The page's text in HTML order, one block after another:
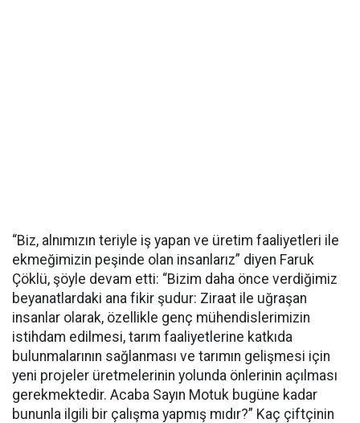
“Biz, alnımızın teriyle iş yapan ve üretim faaliyetleri ile
ekmeğimizin peşinde olan insanlarız” diyen Faruk
Çöklü, şöyle devam etti: “Bizim daha önce verdiğimiz
beyanatlardaki ana fikir şudur: Ziraat ile uğraşan
insanlar olarak, özellikle genç mühendislerimizin
istihdam edilmesi, tarım faaliyetlerine katkıda
bulunmalarının sağlanması ve tarımın gelişmesi için
yeni projeler üretmelerinin yolunda önlerinin açılması
gerekmektedir. Acaba Sayın Motuk bugüne kadar
bununla ilgili bir çalışma yapmış mıdır?” Kaç çiftçinin